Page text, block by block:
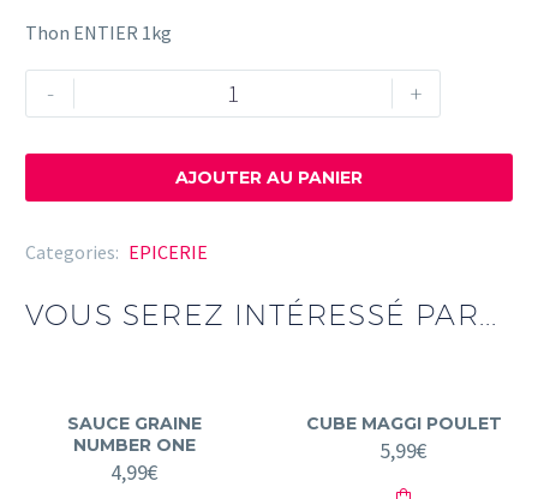
Thon ENTIER 1kg
-
quantité
de
L'HUILE
+
AJOUTER AU PANIER
Categories: EPICERIE
VOUS SEREZ INTÉRESSÉ PAR...
SAUCE GRAINE
NUMBER ONE
4,99€
CUBE MAGGI POULET
5,99€